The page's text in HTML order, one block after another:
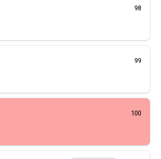
98
99
100